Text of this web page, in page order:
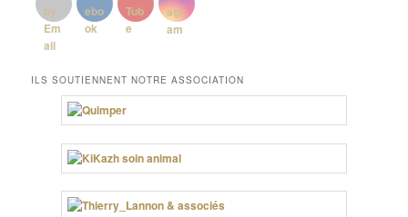
ILS SOUTIENNENT NOTRE ASSOCIATION